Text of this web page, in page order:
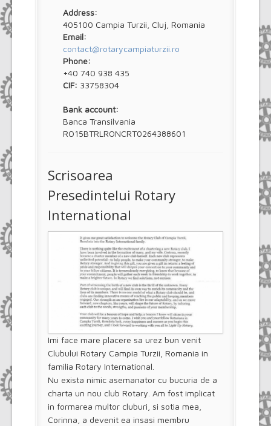
Address:
405100 Campia Turzii, Cluj, Romania
Email:
contact@rotarycampiaturzii.ro
Phone:
+40 740 938 435
CIF: 33758304
Bank account:
Banca Transilvania
RO15BTRLRONCRT0264388601
Scrisoarea
Presedintelui Rotary
International
Imi face mare placere sa urez bun venit
Clubului Rotary Campia Turzii, Romania in
familia Rotary International.
Nu exista nimic asemanator cu bucuria de a
charta un nou club Rotary. Am fost implicat
in formarea multor cluburi, si sotia mea,
Corinna, a devenit ea insasi membru